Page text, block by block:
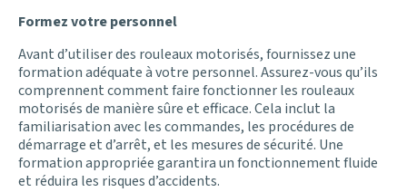
Formez votre personnel
Avant d’utiliser des rouleaux motorisés, fournissez une
formation adéquate à votre personnel. Assurez-vous qu’ils
comprennent comment faire fonctionner les rouleaux
motorisés de manière sûre et efficace. Cela inclut la
familiarisation avec les commandes, les procédures de
démarrage et d’arrêt, et les mesures de sécurité. Une
formation appropriée garantira un fonctionnement fluide
et réduira les risques d’accidents.